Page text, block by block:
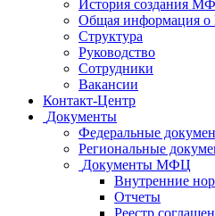
История создания
Общая информация
Структура
Руководство
Сотрудники
Вакансии
Контакт-Центр
Документы
Федеральные
Региональные
Документы МФЦ
Внутренние
Отчеты